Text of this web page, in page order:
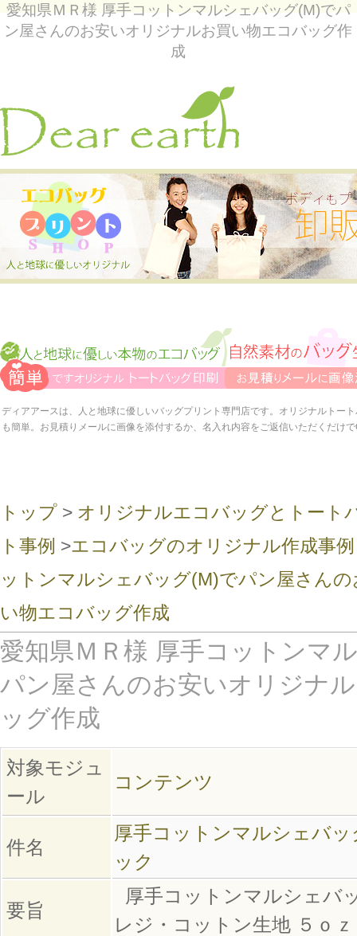
愛知県ＭＲ様 厚手コットンマルシェバッグ(M)でパ
ン屋さんのお安いオリジナルお買い物エコバッグ作
成
ディアアースは、人と地球に優しいバッグプリント専門店です。オリジナルトー
も簡単。お見積りメールに画像を添付するか、名入れ内容をご返信いただくだけ
トップ > オリジナルエコバッグとトート
ト事例 >エコバッグのオリジナル作成事例
ットンマルシェバッグ(M)でパン屋さん
い物エコバッグ作成
愛知県ＭＲ様 厚手コットンマ
パン屋さんのお安いオリジナ
ッグ作成
対象モジュ
ール
コンテンツ
件名
厚手コットンマルシェバ
ック
要旨
厚手コットンマルシェバ
レジ・コットン生地